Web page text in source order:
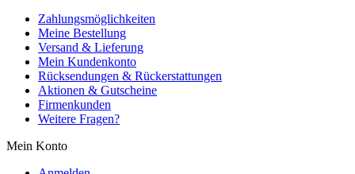
Zahlungsmöglichkeiten
Meine Bestellung
Versand & Lieferung
Mein Kundenkonto
Rücksendungen & Rückerstattungen
Aktionen & Gutscheine
Firmenkunden
Weitere Fragen?
Mein Konto